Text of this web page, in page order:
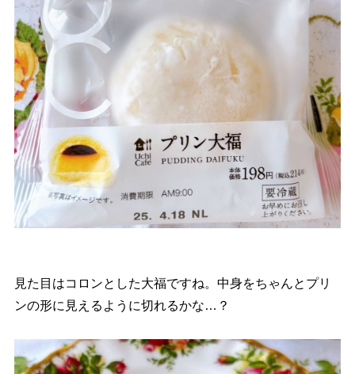
見た目はコロンとした大福ですね。中身をちゃんとプリ
ンの形に見えるように切れるかな…？